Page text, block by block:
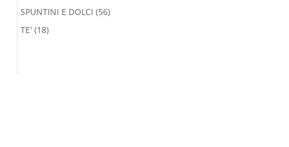
SPUNTINI E DOLCI (56)
TE' (18)